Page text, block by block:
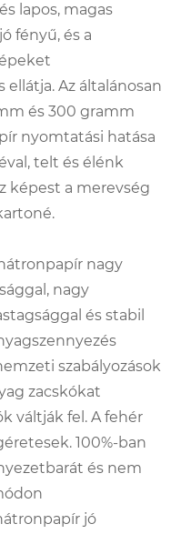
lapos, magas
fényű, és a
Az általánosan
és 300 gramm
nyomtatási hatása
telt és élénk
képest a merevség
nagy
nagy
és stabil
szabályozások
zacskókat
váltják fel. A fehér
100%-ban
és nem
jó